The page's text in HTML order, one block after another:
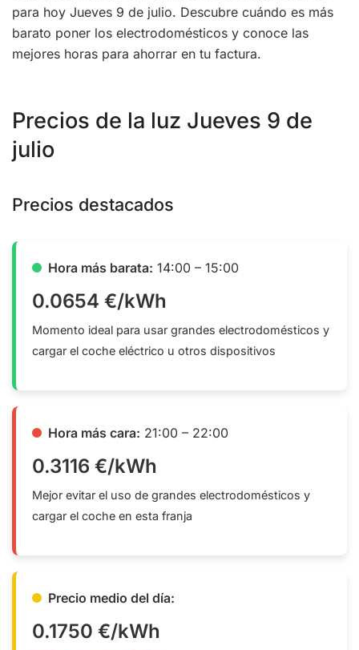
para hoy Jueves 9 de julio. Descubre cuándo es más
barato poner los electrodomésticos y conoce las
mejores horas para ahorrar en tu factura.
Precios de la luz Jueves 9 de
julio
Precios destacados
Hora más barata: 14:00 – 15:00
0.0654 €/kWh
Momento ideal para usar grandes electrodomésticos y
cargar el coche eléctrico u otros dispositivos
Hora más cara: 21:00 – 22:00
0.3116 €/kWh
Mejor evitar el uso de grandes electrodomésticos y
cargar el coche en esta franja
Precio medio del día:
0.1750 €/kWh